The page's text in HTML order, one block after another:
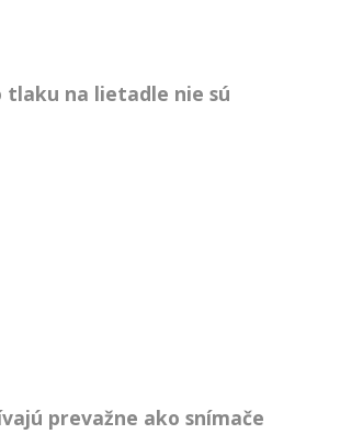
tlaku na lietadle nie sú
prevažne ako snímače